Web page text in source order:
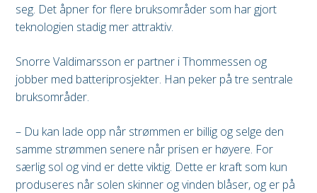
seg. Det åpner for flere bruksområder som har gjort
teknologien stadig mer attraktiv.
Snorre Valdimarsson er partner i Thommessen og
jobber med batteriprosjekter. Han peker på tre sentrale
bruksområder.
– Du kan lade opp når strømmen er billig og selge den
samme strømmen senere når prisen er høyere. For
særlig sol og vind er dette viktig. Dette er kraft som kun
produseres når solen skinner og vinden blåser, og er på